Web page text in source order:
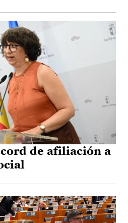
de afiliación a